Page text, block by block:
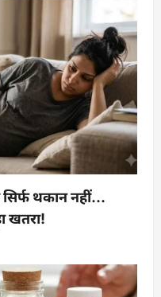
सिर्फ थकान नहीं…
खतरा!